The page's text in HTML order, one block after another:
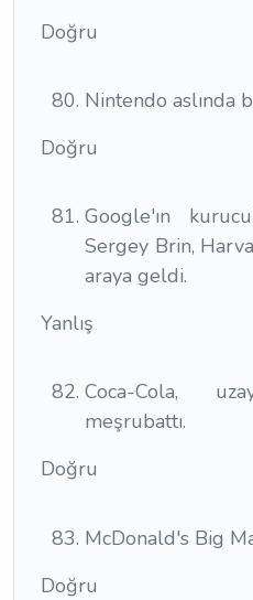
Doğru
Nintendo aslında
Doğru
Google'ın
Sergey Brin,
araya geldi.
Yanlış
Coca-Cola,
meşrubattı.
Doğru
McDonald's Big
Doğru